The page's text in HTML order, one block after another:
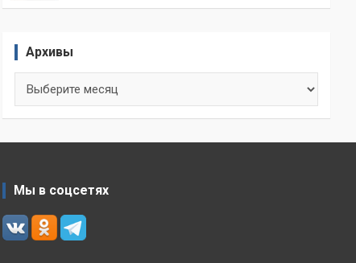
Архивы
Мы в соцсетях